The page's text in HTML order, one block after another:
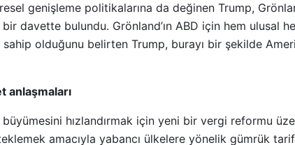
genişleme politikalarına da değinen Trump,
davette bulundu. Grönland’ın ABD için hem ulusal
sahip olduğunu belirten Trump, burayı bir şekilde
anlaşmaları
hızlandırmak için yeni bir vergi reformu
amacıyla yabancı ülkelere yönelik gümrük